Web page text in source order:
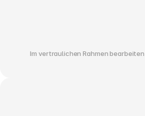
Im vertraulichen Rahmen